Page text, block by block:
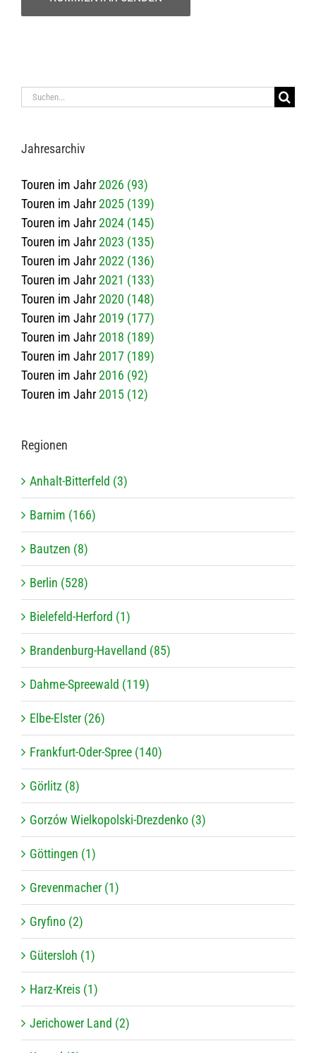
Suche
Jah­res­ar­chiv
Touren im Jahr2026 (93)
Touren im Jahr2025 (139)
Touren im Jahr2024 (145)
Touren im Jahr2023 (135)
Touren im Jahr2022 (136)
Touren im Jahr2021 (133)
Touren im Jahr2020 (148)
Touren im Jahr2019 (177)
Touren im Jahr2018 (189)
Touren im Jahr2017 (189)
Touren im Jahr2016 (92)
Touren im Jahr2015 (12)
Regio­nen
Anhalt-Bitterfeld (3)
Barnim (166)
Bautzen (8)
Berlin (528)
Bielefeld-Herford (1)
Brandenburg-Havelland (85)
Dahme-Spreewald (119)
Elbe-Elster (26)
Frankfurt-Oder-Spree (140)
Görlitz (8)
Gorzów Wielkopolski-Drezdenko (3)
Göttingen (1)
Grevenmacher (1)
Gryfino (2)
Gütersloh (1)
Harz-Kreis (1)
Jerichower Land (2)